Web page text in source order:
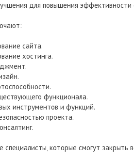
для повышения эффективности
сайта.
хостинга.
функционала.
инструментов и функций.
проекта.
которые смогут закрыть